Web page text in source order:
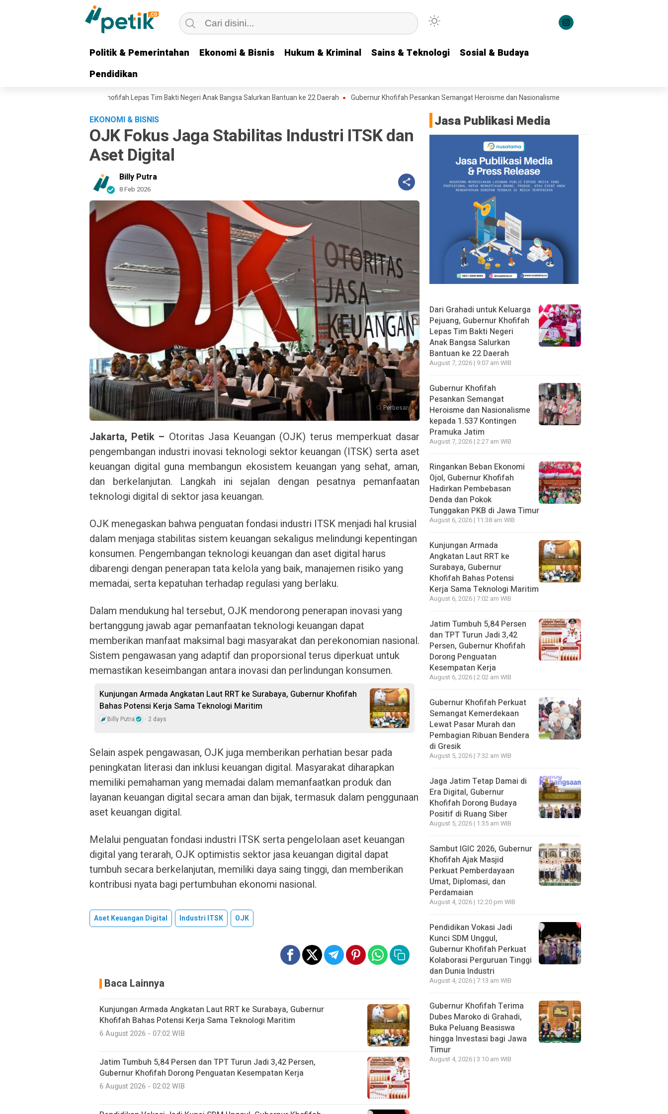
Politik & Pemerintahan Ekonomi & Bisnis Hukum & Kriminal Sains & Teknologi
Sosial & Budaya
Pendidikan
Politik & Pemerintahan Ekonomi & Bisnis Hukum & Kriminal Sains & Teknologi
Sosial & Budaya
Pendidikan
Pejuang, Gubernur Khofifah Lepas Tim Bakti Negeri Anak Bangsa Salurkan Bantuan ke 22 Daerah Gubernur Khofifah Pesankan Semangat Heroisme dan Nasionalisme kepada 1.537 Kontingen Pramuka Jatim
EKONOMI & BISNIS
OJK Fokus Jaga Stabilitas Industri ITSK dan
Aset Digital
Billy Putra
8 Feb 2026
Perbesar
Jakarta, Petik – Otoritas Jasa Keuangan (OJK) terus memperkuat dasar
pengembangan industri inovasi teknologi sektor keuangan (ITSK) serta aset
keuangan digital guna membangun ekosistem keuangan yang sehat, aman,
dan berkelanjutan. Langkah ini sejalan dengan pesatnya pemanfaatan
teknologi digital di sektor jasa keuangan.
OJK menegaskan bahwa penguatan fondasi industri ITSK menjadi hal krusial
dalam menjaga stabilitas sistem keuangan sekaligus melindungi kepentingan
konsumen. Pengembangan teknologi keuangan dan aset digital harus
dibarengi dengan penerapan tata kelola yang baik, manajemen risiko yang
memadai, serta kepatuhan terhadap regulasi yang berlaku.
Dalam mendukung hal tersebut, OJK mendorong penerapan inovasi yang
bertanggung jawab agar pemanfaatan teknologi keuangan dapat
memberikan manfaat maksimal bagi masyarakat dan perekonomian nasional.
Sistem pengawasan yang adaptif dan proporsional terus diperkuat untuk
memastikan keseimbangan antara inovasi dan perlindungan konsumen.
Kunjungan Armada Angkatan Laut RRT ke Surabaya, Gubernur Khofifah
Bahas Potensi Kerja Sama Teknologi Maritim
Billy Putra 2 days
Selain aspek pengawasan, OJK juga memberikan perhatian besar pada
peningkatan literasi dan inklusi keuangan digital. Masyarakat diharapkan
memiliki pemahaman yang memadai dalam memanfaatkan produk dan
layanan keuangan digital secara aman dan bijak, termasuk dalam penggunaan
aset keuangan digital.
Melalui penguatan fondasi industri ITSK serta pengelolaan aset keuangan
digital yang terarah, OJK optimistis sektor jasa keuangan digital dapat
tumbuh secara berkelanjutan, memiliki daya saing tinggi, dan memberikan
kontribusi nyata bagi pertumbuhan ekonomi nasional.
Aset Keuangan Digital Industri ITSK OJK
Baca Lainnya
Kunjungan Armada Angkatan Laut RRT ke Surabaya, Gubernur
Khofifah Bahas Potensi Kerja Sama Teknologi Maritim
6 August 2026 - 07:02 WIB
Jatim Tumbuh 5,84 Persen dan TPT Turun Jadi 3,42 Persen,
Gubernur Khofifah Dorong Penguatan Kesempatan Kerja
6 August 2026 - 02:02 WIB
Jasa Publikasi Media
Dari Grahadi untuk Keluarga
Pejuang, Gubernur Khofifah
Lepas Tim Bakti Negeri
Anak Bangsa Salurkan
Bantuan ke 22 Daerah
August 7, 2026 | 9:07 am WIB
Gubernur Khofifah
Pesankan Semangat
Heroisme dan Nasionalisme
kepada 1.537 Kontingen
Pramuka Jatim
August 7, 2026 | 2:27 am WIB
Ringankan Beban Ekonomi
Ojol, Gubernur Khofifah
Hadirkan Pembebasan
Denda dan Pokok
Tunggakan PKB di Jawa Timur
August 6, 2026 | 11:38 am WIB
Kunjungan Armada
Angkatan Laut RRT ke
Surabaya, Gubernur
Khofifah Bahas Potensi
Kerja Sama Teknologi Maritim
August 6, 2026 | 7:02 am WIB
Jatim Tumbuh 5,84 Persen
dan TPT Turun Jadi 3,42
Persen, Gubernur Khofifah
Dorong Penguatan
Kesempatan Kerja
August 6, 2026 | 2:02 am WIB
Gubernur Khofifah Perkuat
Semangat Kemerdekaan
Lewat Pasar Murah dan
Pembagian Ribuan Bendera
di Gresik
August 5, 2026 | 7:32 am WIB
Jaga Jatim Tetap Damai di
Era Digital, Gubernur
Khofifah Dorong Budaya
Positif di Ruang Siber
August 5, 2026 | 1:35 am WIB
Sambut IGIC 2026, Gubernur
Khofifah Ajak Masjid
Perkuat Pemberdayaan
Umat, Diplomasi, dan
Perdamaian
August 4, 2026 | 12:20 pm WIB
Pendidikan Vokasi Jadi
Kunci SDM Unggul,
Gubernur Khofifah Perkuat
Kolaborasi Perguruan Tinggi
dan Dunia Industri
August 4, 2026 | 7:13 am WIB
Gubernur Khofifah Terima
Dubes Maroko di Grahadi,
Buka Peluang Beasiswa
hingga Investasi bagi Jawa
Timur
August 4, 2026 | 3:10 am WIB